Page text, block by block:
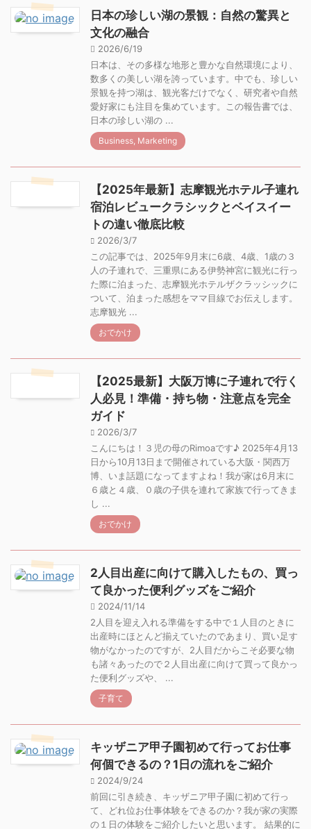
日本の珍しい湖の景観：自然の驚異と
文化の融合
2026/6/19
日本は、その多様な地形と豊かな自然環境により、
数多くの美しい湖を誇っています。中でも、珍しい
景観を持つ湖は、観光客だけでなく、研究者や自然
愛好家にも注目を集めています。この報告書では、
日本の珍しい湖の ...
Business, Marketing
【2025年最新】志摩観光ホテル子連れ
宿泊レビュークラシックとベイスイー
トの違い徹底比較
2026/3/7
この記事では、2025年9月末に6歳、4歳、1歳の３
人の子連れで、三重県にある伊勢神宮に観光に行っ
た際に泊まった、志摩観光ホテルザクラッシックに
ついて、泊まった感想をママ目線でお伝えします。
志摩観光 ...
おでかけ
【2025最新】大阪万博に子連れで行く
人必見！準備・持ち物・注意点を完全
ガイド
2026/3/7
こんにちは！３児の母のRimoaです♪ 2025年4月13
日から10月13日まで開催されている大阪・関西万
博、いま話題になってますよね！我が家は6月末に
６歳と４歳、０歳の子供を連れて家族で行ってきま
し ...
おでかけ
2人目出産に向けて購入したもの、買っ
て良かった便利グッズをご紹介
2024/11/14
2人目を迎え入れる準備をする中で１人目のときに
出産時にほとんど揃えていたのであまり、買い足す
物がなかったのですが、2人目だからこそ必要な物
も諸々あったので２人目出産に向けて買って良かっ
た便利グッズや、 ...
子育て
キッザニア甲子園初めて行ってお仕事
何個できるの？1日の流れをご紹介
2024/9/24
前回に引き続き、キッザニア甲子園に初めて行っ
て、どれ位お仕事体験をできるのか？我が家の実際
の１日の体験をご紹介したいと思います。 結果的に